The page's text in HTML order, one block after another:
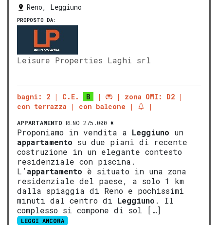
Reno, Leggiuno
PROPOSTO DA:
Leisure Properties Laghi srl
bagni: 2 C.E. B
zona OMI: D2
con terrazza
con balcone
APPARTAMENTO RENO 275.000 €
Proponiamo in vendita a Leggiuno un
appartamento su due piani di recente
costruzione in un elegante contesto
residenziale con piscina.
L’appartamento è situato in una zona
residenziale del paese, a solo 1 km
dalla spiaggia di Reno e pochissimi
minuti dal centro di Leggiuno . Il
complesso si compone di sol […]
LEGGI ANCORA